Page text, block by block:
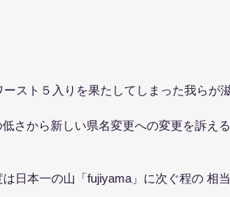
スト５入りを果たしてしまった我らが滋
さから新しい県名変更への変更を訴え
日本一の山「fujiyama」に次ぐ程の 相当